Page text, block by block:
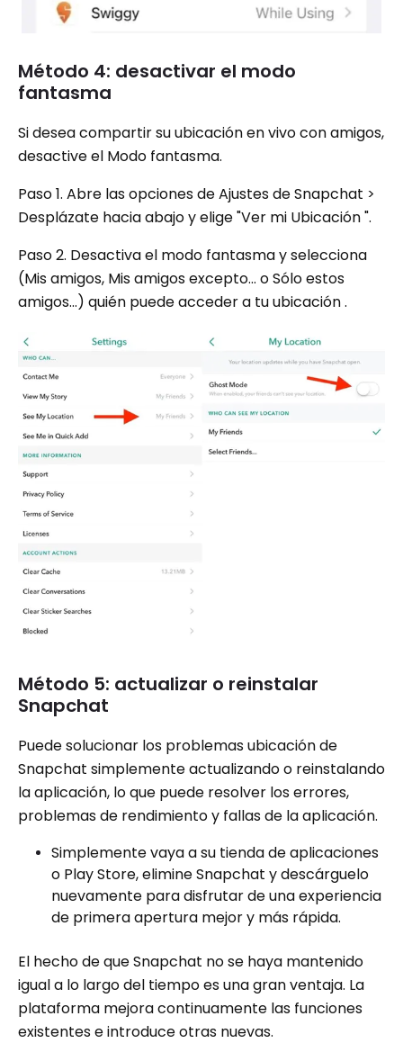
Método 4: desactivar el modo
fantasma
Si desea compartir su ubicación en vivo con amigos,
desactive el Modo fantasma.
Paso 1. Abre las opciones de Ajustes de Snapchat > ​​
Desplázate hacia abajo y elige "Ver mi Ubicación ".
Paso 2. Desactiva el modo fantasma y selecciona
(Mis amigos, Mis amigos excepto… o Sólo estos
amigos…) quién puede acceder a tu ubicación .
Método 5: actualizar o reinstalar
Snapchat
Puede solucionar los problemas ubicación de
Snapchat simplemente actualizando o reinstalando
la aplicación, lo que puede resolver los errores,
problemas de rendimiento y fallas de la aplicación.
Simplemente vaya a su tienda de aplicaciones
o Play Store, elimine Snapchat y descárguelo
nuevamente para disfrutar de una experiencia
de primera apertura mejor y más rápida.
El hecho de que Snapchat no se haya mantenido
igual a lo largo del tiempo es una gran ventaja. La
plataforma mejora continuamente las funciones
existentes e introduce otras nuevas.